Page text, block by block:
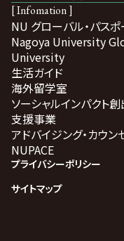
[ Infomation ]
NU グローバル・パスポ
Nagoya University
University
生活ガイド
海外留学室
ソーシャルインパクト
支援事業
アドバイジング・カウ
NUPACE
プライバシーポリシー
サイトマップ